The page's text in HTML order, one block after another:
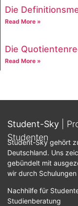
Die
Read More »
Die
Read More »
Student-Sky
|
Studenten
Student-Sky gehört
Deutschland. Uns
gebündelt mit
wir durch
Nachhilfe für
Studienberatung